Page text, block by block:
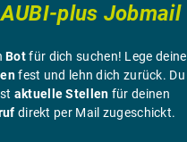
AUBI-plus Jobmail
Botfür dich suchen! Lege deine
fest und lehn dich zurück. Du
aktuelle Stellen für deinen
direkt per Mail zugeschickt.